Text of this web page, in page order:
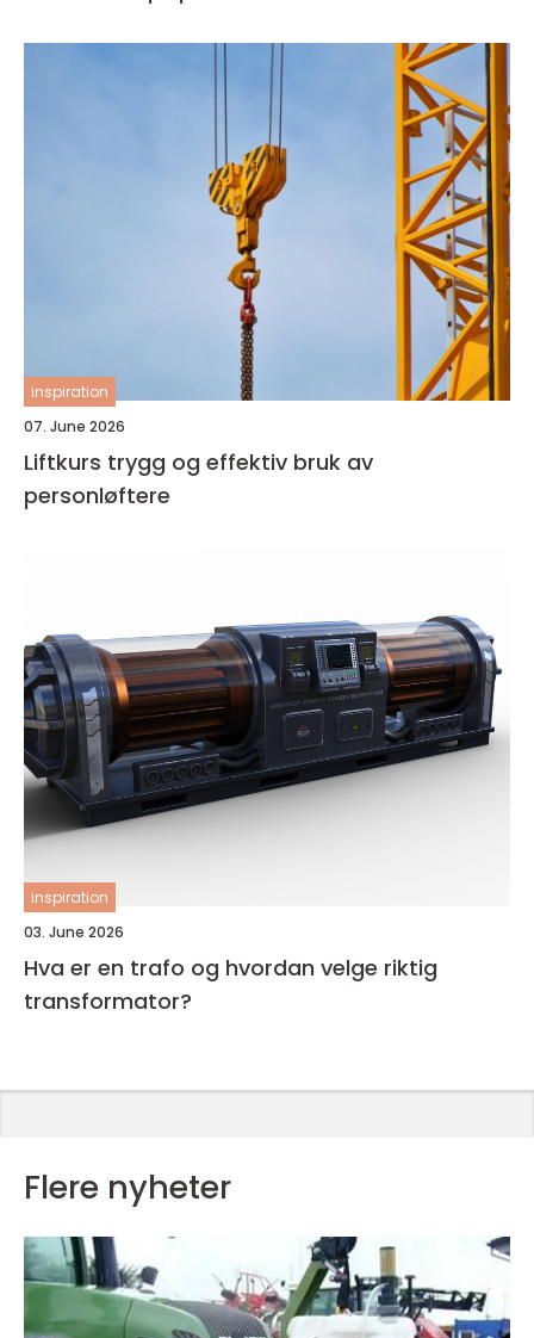
inspiration
07. June 2026
Liftkurs trygg og effektiv bruk av
personløftere
inspiration
03. June 2026
Hva er en trafo og hvordan velge riktig
transformator?
Flere nyheter